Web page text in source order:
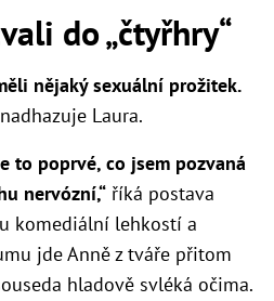
do„čtyřhry“
nějaký sexuální prožitek.
nadhazuje Laura.
to poprvé, co jsem pozvaná
nervózní,“ říká postava
komediální lehkostí a
jde Anně z tváře přitom
hladově svléká očima.